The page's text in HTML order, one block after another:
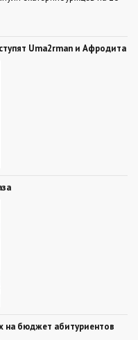
Uma2rman и Афродита
на бюджет абитуриентов